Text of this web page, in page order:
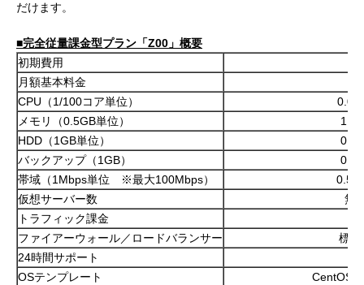
だけます。
■完全従量課金型プラン 「Z00 」概要
初期費用
月額基本料金
CPU（1/100コア単位）
0.06
メモリ（0.5GB単位）
1.6
HDD（1GB単位）
0.1
バックアップ（1GB）
0.5
帯域（1Mbps単位 ※最大100Mbps）
0.5
仮想サーバー数
無
トラフィック課金
ファイアーウォール／ロードバランサー
標準
24時間サポート
OSテンプレート
CentOS